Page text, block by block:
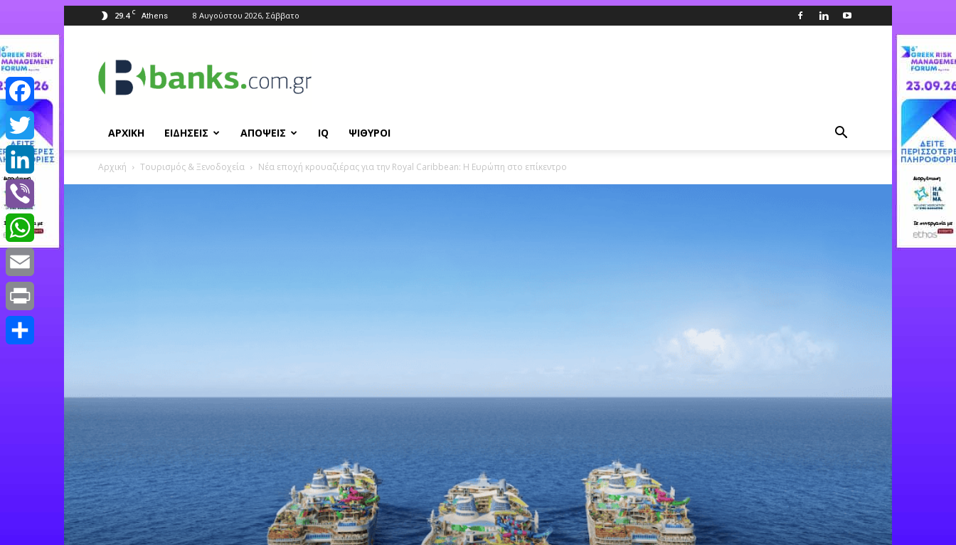
29.4 C Athens 8 Αυγούστου 2026, Σάββατο
ΑΡΧΙΚΗ ΕΙΔΗΣΕΙΣ ΑΠΟΨΕΙΣ IQ ΨΙΘΥΡΟΙ
Αρχική Τουρισμός & Ξενοδοχεία Nέα εποχή κρουαζιέρας για την Royal Caribbean: Η Ευρώπη στο επίκεντρο
Facebook
Twitter
LinkedIn
Viber
WhatsApp
Email
Print